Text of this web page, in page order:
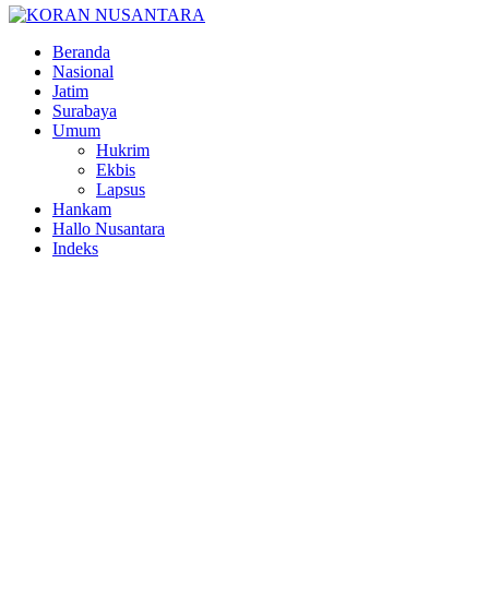
Beranda
Nasional
Jatim
Surabaya
Umum
Hukrim
Ekbis
Lapsus
Hankam
Hallo Nusantara
Indeks